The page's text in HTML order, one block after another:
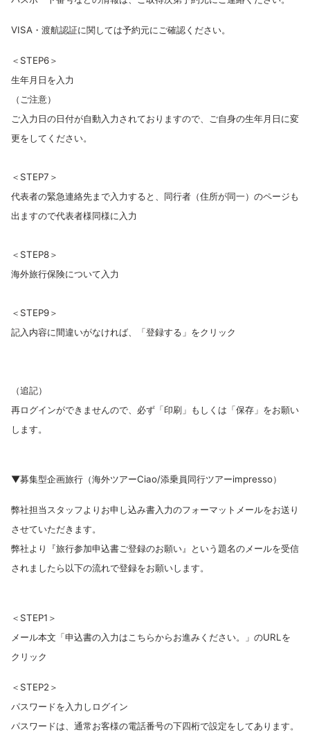
VISA・渡航認証に関しては予約元にご確認ください。
＜STEP6＞
生年月日を入力
（ご注意）
ご入力日の日付が自動入力されておりますので、ご自身の生年月日に変
更をしてください。
＜STEP7＞
代表者の緊急連絡先まで入力すると、同行者（住所が同一）のページも
出ますので代表者様同様に入力
＜STEP8＞
海外旅行保険について入力
＜STEP9＞
記入内容に間違いがなければ、「登録する」をクリック
（追記）
再ログインができませんので、必ず「印刷」もしくは「保存」をお願い
します。
▼募集型企画旅行（海外ツアーCiao/添乗員同行ツアーimpresso）
弊社担当スタッフよりお申し込み書入力のフォーマットメールをお送り
させていただきます。
弊社より『旅行参加申込書ご登録のお願い』という題名のメールを受信
されましたら以下の流れで登録をお願いします。
＜STEP1＞
メール本文「申込書の入力はこちらからお進みください。」のURLを
クリック
＜STEP2＞
パスワードを入力しログイン
パスワードは、通常お客様の電話番号の下四桁で設定をしてあります。